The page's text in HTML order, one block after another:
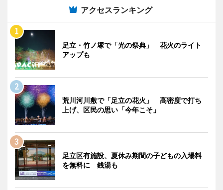
アクセスランキング
足立・竹ノ塚で「光の祭典」 花火のライト
アップも
荒川河川敷で「足立の花火」 高密度で打ち
上げ、区民の思い「今年こそ」
足立区有施設、夏休み期間の子どもの入場料
を無料に 銭湯も